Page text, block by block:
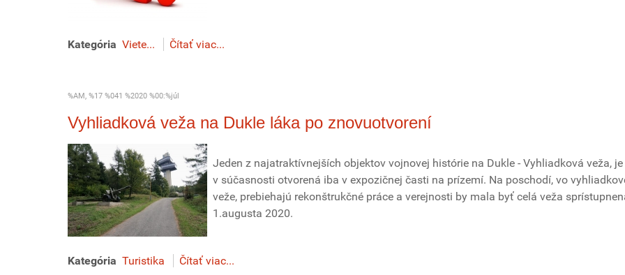
Kategória Viete... Čítať viac...
%AM, %17 %041 %2020 %00:%júl
Vyhliadková veža na Dukle láka po znovuotvorení
Jeden z najatraktívnejších objektov vojnovej histórie na Dukle - Vyhliadková veža, je
v súčasnosti otvorená iba v expozičnej časti na prízemí. Na poschodí, vo
veže, prebiehajú rekonštrukčné práce a verejnosti by mala byť celá veža
1.augusta 2020.
Kategória Turistika Čítať viac...